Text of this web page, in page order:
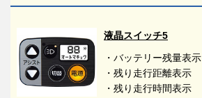
液晶スイッチ5
・バッテリー残量表示
・残り走行距離表示
・残り走行時間表示